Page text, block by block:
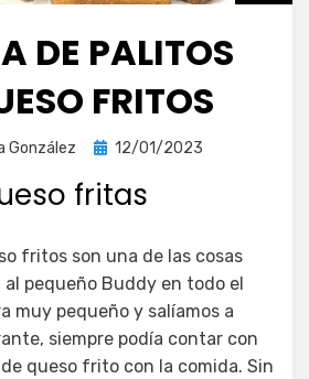
DE PALITOS
FRITOS
González
Publicada
12/01/2023
fritas
fritos son una de las cosas
pequeño Buddy en todo el
muy pequeño y salíamos a
siempre podía contar con
queso frito con la comida. Sin